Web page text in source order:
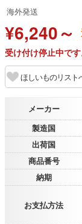
海外発送
¥6,240～
受け付け停止中です
ほしいものリスト
メーカー
製造国
出荷国
商品番号
納期
お支払方法